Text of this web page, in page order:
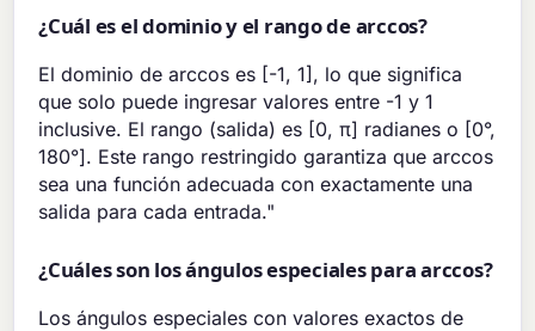
¿Cuál es el dominio y el rango de arccos?
El dominio de arccos es [-1, 1], lo que significa
que solo puede ingresar valores entre -1 y 1
inclusive. El rango (salida) es [0, π] radianes o [0°,
180°]. Este rango restringido garantiza que arccos
sea una función adecuada con exactamente una
salida para cada entrada."
¿Cuáles son los ángulos especiales para arccos?
Los ángulos especiales con valores exactos de